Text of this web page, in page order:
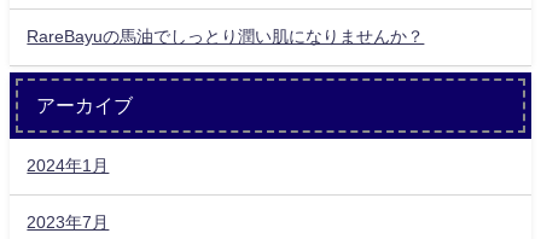
RareBayuの馬油でしっとり潤い肌になりませんか？
アーカイブ
2024年1月
2023年7月